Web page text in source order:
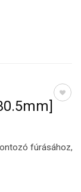
fúrásához,